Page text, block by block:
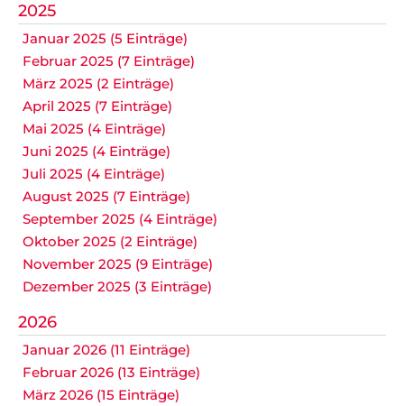
2025
Januar 2025 (5 Einträge)
Februar 2025 (7 Einträge)
März 2025 (2 Einträge)
April 2025 (7 Einträge)
Mai 2025 (4 Einträge)
Juni 2025 (4 Einträge)
Juli 2025 (4 Einträge)
August 2025 (7 Einträge)
September 2025 (4 Einträge)
Oktober 2025 (2 Einträge)
November 2025 (9 Einträge)
Dezember 2025 (3 Einträge)
2026
Januar 2026 (11 Einträge)
Februar 2026 (13 Einträge)
März 2026 (15 Einträge)